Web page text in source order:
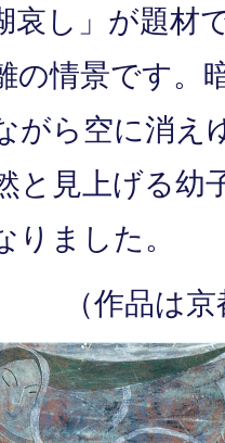
哀し」が題材
の情景です。
がら空に消え
と見上げる幼
りました。
（作品は